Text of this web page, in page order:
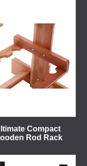
Compact
Rod Rack